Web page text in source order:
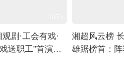
00:59
观剧·工会有戏·
送职工”首演活
湘超风云榜
雄踞榜首：